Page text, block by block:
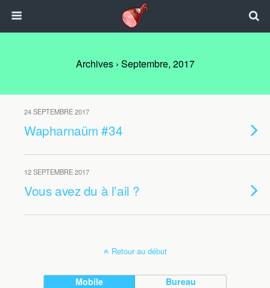
Archives › Septembre, 2017
24 SEPTEMBRE 2017
Wapharnaüm #34
12 SEPTEMBRE 2017
Vous avez du à l’ail ?
Retour au début
Mobile Bureau